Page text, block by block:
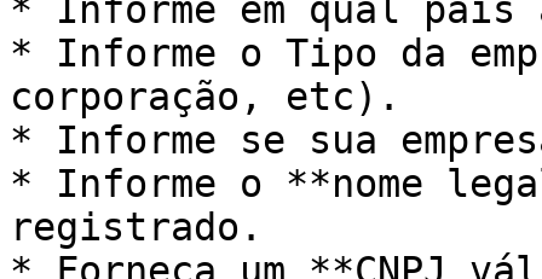
* Informe em qual país
* Informe o Tipo da
corporação, etc).
* Informe se sua
* Informe o **nome
registrado.